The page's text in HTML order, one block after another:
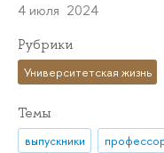
4 июля 2024
Рубрики
Университетская жизнь
Темы
выпускники